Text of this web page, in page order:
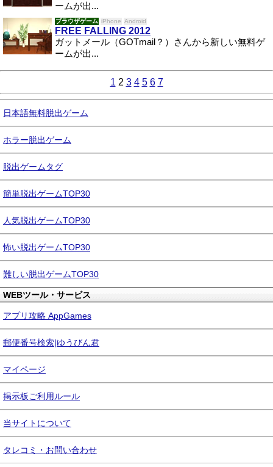
ームが出...
ブラウザゲーム iPhone Android
FREE FALLING 2012
ガットメール（GOTmail？）さんから新しい無料ゲ
ームが出...
1 2 3 4 5 6 7
日本語無料脱出ゲーム
ホラー脱出ゲーム
脱出ゲームタグ
簡単脱出ゲームTOP30
人気脱出ゲームTOP30
怖い脱出ゲームTOP30
難しい脱出ゲームTOP30
WEBツール・サービス
アプリ攻略 AppGames
郵便番号検索|ゆうびん君
マイページ
掲示板ご利用ルール
当サイトについて
タレコミ・お問い合わせ